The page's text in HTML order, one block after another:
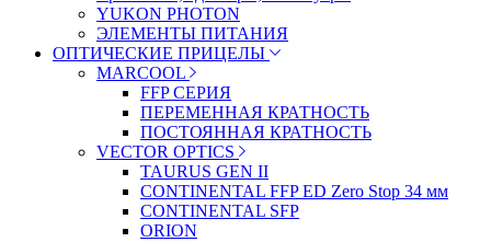
YUKON PHOTON
ЭЛЕМЕНТЫ ПИТАНИЯ
ОПТИЧЕСКИЕ ПРИЦЕЛЫ
MARCOOL
FFP СЕРИЯ
ПЕРЕМЕННАЯ КРАТНОСТЬ
ПОСТОЯННАЯ КРАТНОСТЬ
VECTOR OPTICS
TAURUS GEN II
CONTINENTAL FFP ED Zero Stop 34 мм
CONTINENTAL SFP
ORION